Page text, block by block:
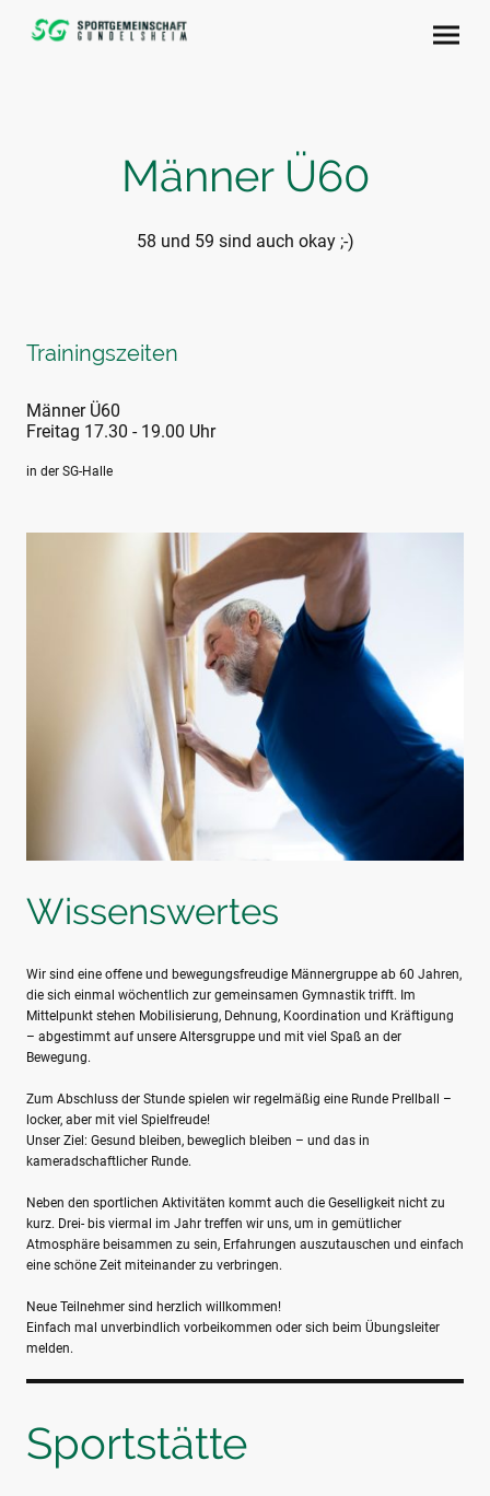
Männer Ü60
58 und 59 sind auch okay ;-)
Trainingszeiten
Männer Ü60
Freitag 17.30 - 19.00 Uhr
in der SG-Halle
Wissenswertes
Wir sind eine offene und bewegungsfreudige Männergruppe ab 60 Jahren,
die sich einmal wöchentlich zur gemeinsamen Gymnastik trifft. Im
Mittelpunkt stehen Mobilisierung, Dehnung, Koordination und Kräftigung
– abgestimmt auf unsere Altersgruppe und mit viel Spaß an der
Bewegung.
Zum Abschluss der Stunde spielen wir regelmäßig eine Runde Prellball –
locker, aber mit viel Spielfreude!
Unser Ziel: Gesund bleiben, beweglich bleiben – und das in
kameradschaftlicher Runde.
Neben den sportlichen Aktivitäten kommt auch die Geselligkeit nicht zu
kurz. Drei- bis viermal im Jahr treffen wir uns, um in gemütlicher
Atmosphäre beisammen zu sein, Erfahrungen auszutauschen und einfach
eine schöne Zeit miteinander zu verbringen.
Neue Teilnehmer sind herzlich willkommen!
Einfach mal unverbindlich vorbeikommen oder sich beim Übungsleiter
melden.
Sportstätte